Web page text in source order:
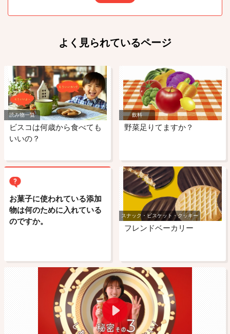
よく見られているページ
読み物一覧
ビスコは何歳から食べても
いいの？
飲料
野菜足りてますか？
お菓子に使われている添加
物は何のために入れている
のですか。
スナック・ビスケット・クッキー
フレンドベーカリー